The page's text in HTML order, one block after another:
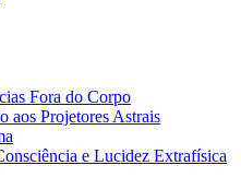
Fora do Corpo
aos Projetores Astrais
e Lucidez Extrafísica